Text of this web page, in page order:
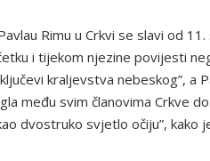
Rimu u Crkvi se slavi od
i tijekom njezine povijesti
kraljevstva nebeskog”, a
među svim članovima Crkve
dvostruko svjetlo očiju”, kako